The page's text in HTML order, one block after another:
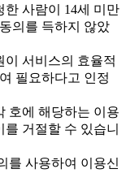
한 사람이 14세 미만
의를 득하지 않았
이 서비스의 효율적
필요하다고 인정
호에 해당하는 이용
거절할 수 있습니
를 사용하여 이용신